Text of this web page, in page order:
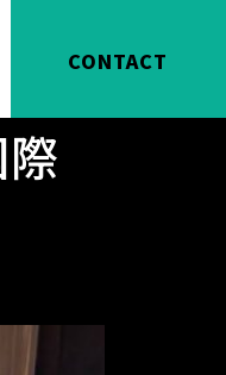
CONTACT